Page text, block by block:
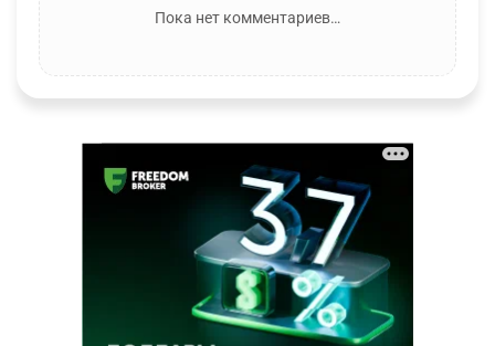
Пока нет комментариев…